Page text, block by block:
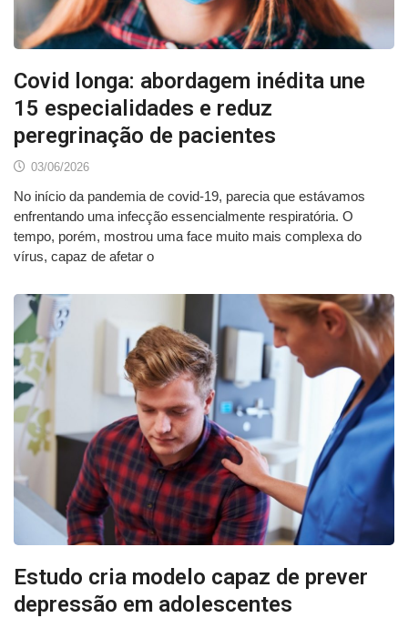
Covid longa: abordagem inédita une
15 especialidades e reduz
peregrinação de pacientes
03/06/2026
No início da pandemia de covid-19, parecia que estávamos
enfrentando uma infecção essencialmente respiratória. O
tempo, porém, mostrou uma face muito mais complexa do
vírus, capaz de afetar o
Estudo cria modelo capaz de prever
depressão em adolescentes